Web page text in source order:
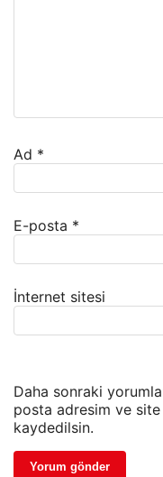
Ad *
E-posta *
İnternet sitesi
Daha sonraki
posta adresim ve site
kaydedilsin.